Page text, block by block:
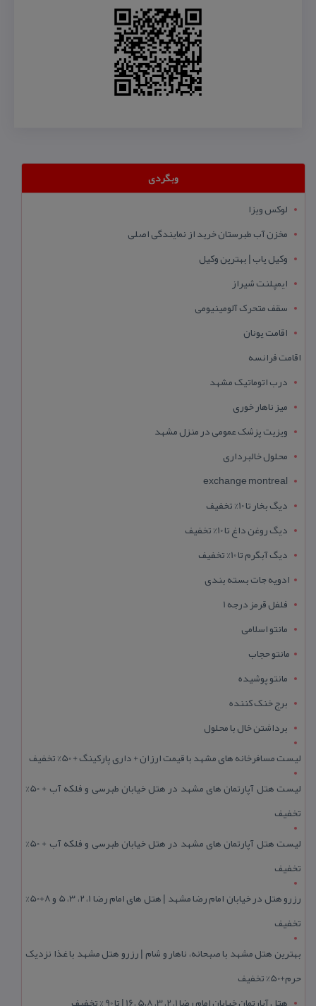
وبگردی
لوکس ویزا
مخزن آب طبرستان خرید از نمایندگی اصلی
وکیل یاب | بهترین وکیل
ایمپلنت شیراز
سقف متحرک آلومینیومی
اقامت یونان
اقامت فرانسه
درب اتوماتیک مشهد
میز ناهار خوری
ویزیت پزشک عمومی در منزل مشهد
محلول خالبرداری
exchange montreal
دیگ بخار تا 10% تخفیف
دیگ روغن داغ تا 10% تخفیف
دیگ آبگرم تا 10% تخفیف
ادویه جات بسته بندی
فلفل قرمز درجه 1
مانتو اسلامی
مانتو حجاب
مانتو پوشیده
برج خنک کننده
برداشتن خال با محلول
لیست مسافرخانه های مشهد با قیمت ارزان + داری پارکینگ + 50% تخفیف
لیست هتل آپارتمان های مشهد در هتل خیابان طبرسی و فلکه آب + 50%
تخفیف
لیست هتل آپارتمان های مشهد در هتل خیابان طبرسی و فلکه آب + 50%
تخفیف
رزرو هتل در خیابان امام رضا مشهد | هتل‌ های امام رضا 1، 2، 3، 5 و 8+50%
تخفیف
بهترین هتل مشهد با صبحانه، ناهار و شام | رزرو هتل مشهد با غذا نزدیک
حرم+50% تخفیف